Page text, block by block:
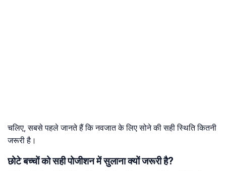
चलिए, सबसे पहले जानते हैं कि नवजात के लिए सोने की सही स्थिति कितनी
जरूरी है।
छोटे बच्चों को सही पोजीशन में सुलाना क्यों जरूरी है?